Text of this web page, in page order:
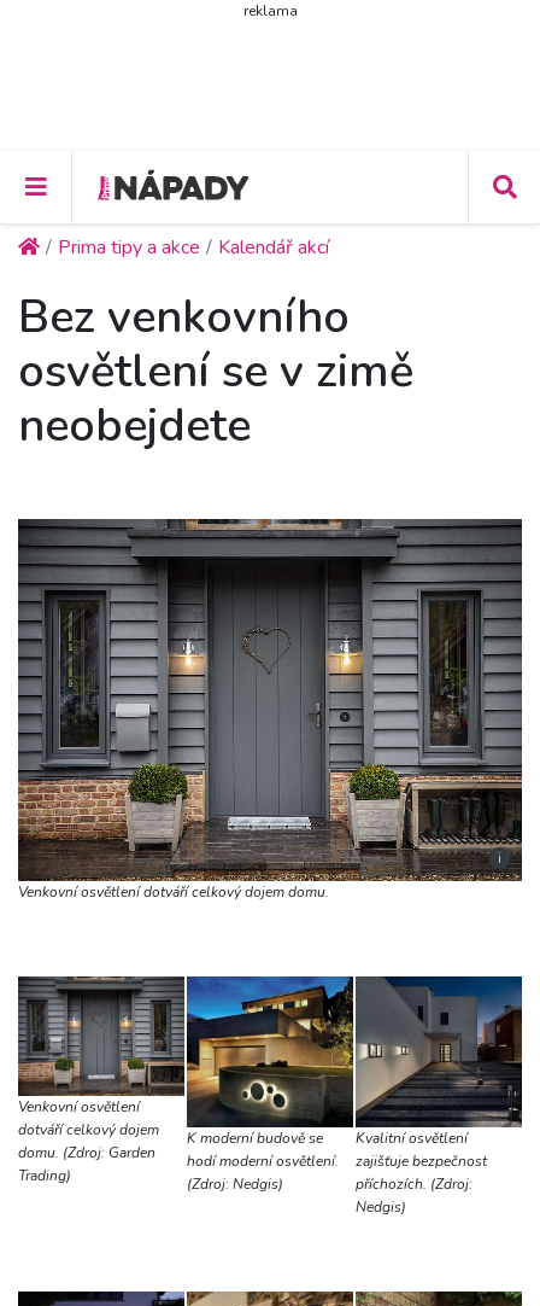
reklama
Prima tipy a akce Kalendář akcí
Bez venkovního
osvětlení se v zimě
neobejdete
i
Venkovní osvětlení dotváří celkový dojem domu.
Venkovní osvětlení
dotváří celkový dojem
domu. (Zdroj: Garden
Trading)
K moderní budově se
hodí moderní osvětlení.
(Zdroj: Nedgis)
Kvalitní osvětlení
zajišťuje bezpečnost
příchozích. (Zdroj:
Nedgis)